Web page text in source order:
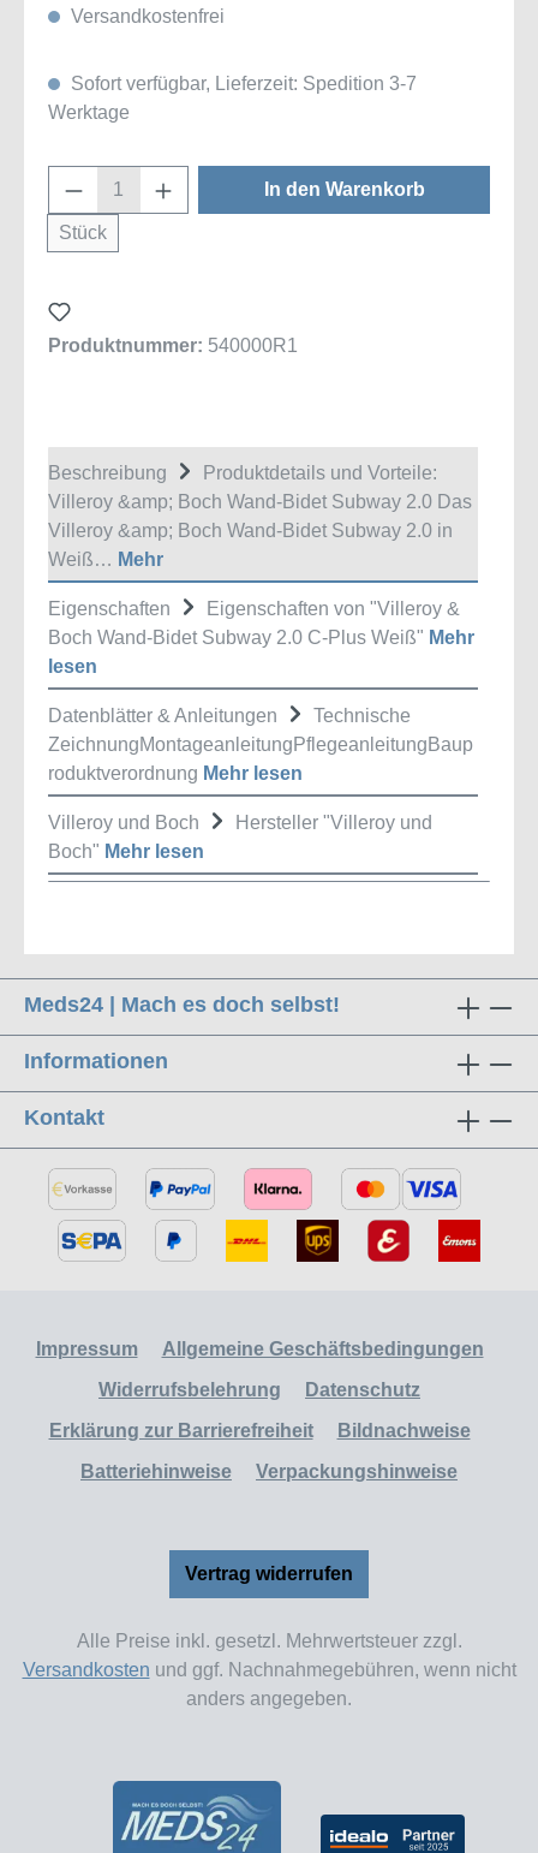
Versandkostenfrei
Sofort verfügbar, Lieferzeit: Spedition 3-7
Werktage
Produkt Anzahl: Gib den gewünschten
Stück
In den Warenkorb
Produktnummer: 540000R1
Beschreibung
Produktdetails und Vorteile:
Villeroy &amp; Boch Wand-Bidet Subway 2.0 Das
Villeroy &amp; Boch Wand-Bidet Subway 2.0 in
Weiß… Mehr
Eigenschaften
Eigenschaften von "Villeroy &
Boch Wand-Bidet Subway 2.0 C-Plus Weiß" Mehr
lesen
Datenblätter & Anleitungen
Technische
ZeichnungMontageanleitungPflegeanleitungBaup
roduktverordnung Mehr lesen
Villeroy und Boch
Hersteller "Villeroy und
Boch" Mehr lesen
Meds24 | Mach es doch selbst!
Informationen
Kontakt
Impressum
Allgemeine Geschäftsbedingungen
Widerrufsbelehrung
Datenschutz
Erklärung zur Barrierefreiheit
Bildnachweise
Batteriehinweise
Verpackungshinweise
Vertrag widerrufen
Alle Preise inkl. gesetzl. Mehrwertsteuer zzgl.
Versandkosten und ggf. Nachnahmegebühren, wenn nicht
anders angegeben.